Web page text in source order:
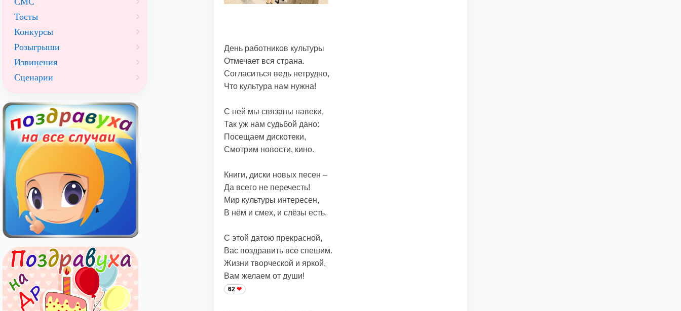
День работников культуры
Отмечает вся страна.
Согласиться ведь нетрудно,
Что культура нам нужна!
С ней мы связаны навеки,
Так уж нам судьбой дано:
Посещаем дискотеки,
Смотрим новости, кино.
Книги, диски новых песен –
Да всего не перечесть!
Мир культуры интересен,
В нём и смех, и слёзы есть.
С этой датою прекрасной,
Вас поздравить все спешим.
Жизни творческой и яркой,
Вам желаем от души!
62
Тосты
Конкурсы
Розыгрыши
Извинения
Сценарии